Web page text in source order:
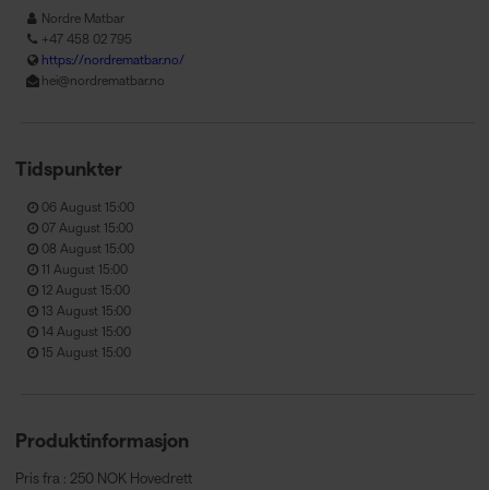
Nordre Matbar
+47 458 02 795
https://nordrematbar.no/
hei@nordrematbar.no
Tidspunkter
06 August 15:00
07 August 15:00
08 August 15:00
11 August 15:00
12 August 15:00
13 August 15:00
14 August 15:00
15 August 15:00
Produktinformasjon
Pris fra : 250 NOK Hovedrett